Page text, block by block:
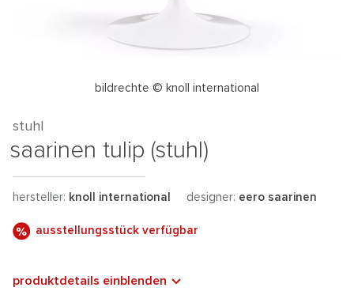
bildrechte © knoll international
stuhl
saarinen tulip (stuhl)
hersteller: knoll international designer: eero saarinen
ausstellungsstück verfügbar
produktdetails einblenden